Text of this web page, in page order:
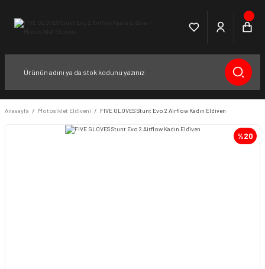
Anasayfa Motosiklet Eldiveni FIVE GLOVES Stunt Evo 2 Airflow Kadın Eldiven
%20